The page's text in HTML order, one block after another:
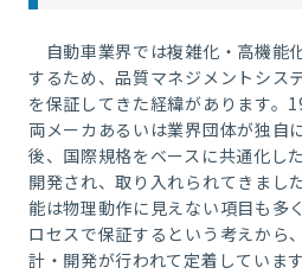
自動車業界では複雑化・高機能
するため、品質マネジメントシス
を保証してきた経緯があります。
両メーカあるいは業界団体が独自
後、国際規格をベースに共通化し
開発され、取り入れられてきまし
能は物理動作に見えない項目も多
ロセスで保証するという考えから
計・開発が行われて定着しています